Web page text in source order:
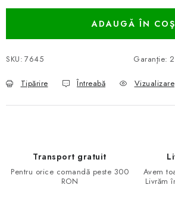
ADAUGĂ ÎN COŞ
SKU: 7645 Garanţie:
Tipărire Întreabă Vizualizare
Transport gratuit
Pentru orice comandă peste 300
RON
Avem
Livrăm